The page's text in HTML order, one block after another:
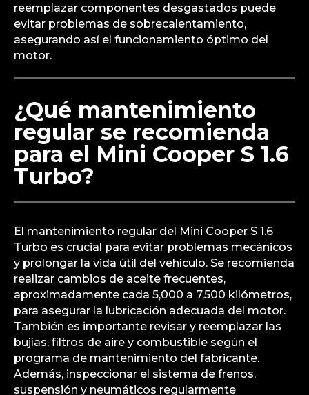
reemplazar componentes desgastados puede
evitar problemas de sobrecalentamiento,
asegurando así el funcionamiento óptimo del
motor.
¿Qué mantenimiento
regular se recomienda
para el Mini Cooper S 1.6
Turbo?
El mantenimiento regular del Mini Cooper S 1.6
Turbo es crucial para evitar problemas mecánicos
y prolongar la vida útil del vehículo. Se recomienda
realizar cambios de aceite frecuentes,
aproximadamente cada 5,000 a 7,500 kilómetros,
para asegurar la lubricación adecuada del motor.
También es importante revisar y reemplazar las
bujías, filtros de aire y combustible según el
programa de mantenimiento del fabricante.
Además, inspeccionar el sistema de frenos,
suspensión y neumáticos regularmente